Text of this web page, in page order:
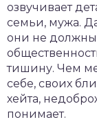
озвучивает
семьи, мужа.
они не должны
тишину. Чем
себе, своих
хейта,
понимает.